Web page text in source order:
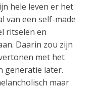
hele leven er het
van een self-made
ritselen en
Daarin zou zijn
met het
generatie later.
maar